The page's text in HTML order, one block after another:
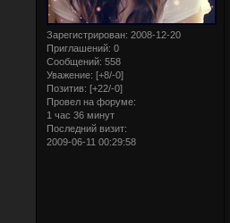
Зарегистрирован: 2008-12-20
Приглашений: 0
Сообщений: 558
Уважение: [+8/-0]
Позитив: [+22/-0]
Провел на форуме:
1 час 36 минут
Последний визит:
2009-06-11 00:29:58